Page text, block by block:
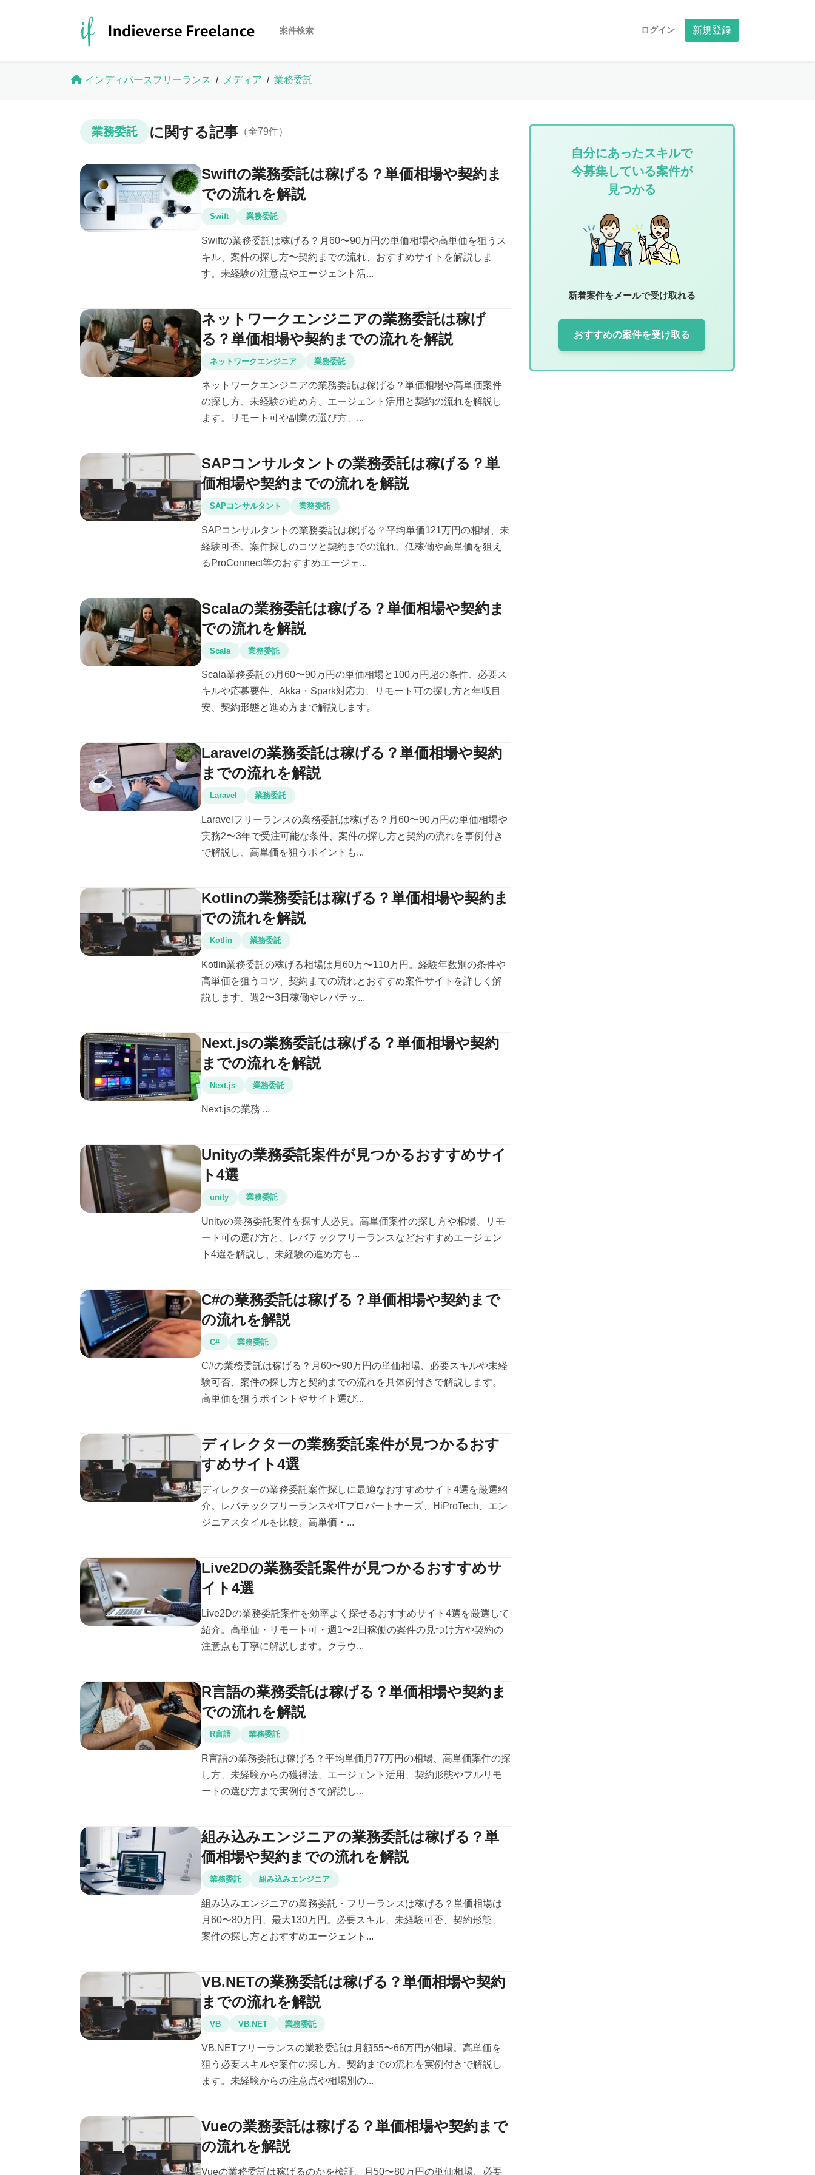
案件検索 ログイン 新規登録
インディバースフリーランス / メディア / 業務委託
業務委託 に関する記事 （全79件）
Swiftの業務委託は稼げる？単価相場や契約ま
での流れを解説
Swift 業務委託
Swiftの業務委託は稼げる？月60〜90万円の単価相場や高単価を狙うス
キル、案件の探し方〜契約までの流れ、おすすめサイトを解説しま
す。未経験の注意点やエージェント活...
ネットワークエンジニアの業務委託は稼げ
る？単価相場や契約までの流れを解説
ネットワークエンジニア 業務委託
ネットワークエンジニアの業務委託は稼げる？単価相場や高単価案件
の探し方、未経験の進め方、エージェント活用と契約の流れを解説し
ます。リモート可や副業の選び方、...
SAPコンサルタントの業務委託は稼げる？単
価相場や契約までの流れを解説
SAPコンサルタント 業務委託
SAPコンサルタントの業務委託は稼げる？平均単価121万円の相場、未
経験可否、案件探しのコツと契約までの流れ、低稼働や高単価を狙え
るProConnect等のおすすめエージェ...
Scalaの業務委託は稼げる？単価相場や契約ま
での流れを解説
Scala 業務委託
Scala業務委託の月60〜90万円の単価相場と100万円超の条件、必要ス
キルや応募要件、Akka・Spark対応力、リモート可の探し方と年収目
安、契約形態と進め方まで解説します。
Laravelの業務委託は稼げる？単価相場や契約
までの流れを解説
Laravel 業務委託
Laravelフリーランスの業務委託は稼げる？月60〜90万円の単価相場や
実務2〜3年で受注可能な条件、案件の探し方と契約の流れを事例付き
で解説し、高単価を狙うポイントも...
Kotlinの業務委託は稼げる？単価相場や契約ま
での流れを解説
Kotlin 業務委託
Kotlin業務委託の稼げる相場は月60万〜110万円。経験年数別の条件や
高単価を狙うコツ、契約までの流れとおすすめ案件サイトを詳しく解
説します。週2〜3日稼働やレバテッ...
Next.jsの業務委託は稼げる？単価相場や契約
までの流れを解説
Next.js 業務委託
Next.jsの業務 ...
Unityの業務委託案件が見つかるおすすめサイ
ト4選
unity 業務委託
Unityの業務委託案件を探す人必見。高単価案件の探し方や相場、リモ
ート可の選び方と、レバテックフリーランスなどおすすめエージェン
ト4選を解説し、未経験の進め方も...
C#の業務委託は稼げる？単価相場や契約まで
の流れを解説
C# 業務委託
C#の業務委託は稼げる？月60〜90万円の単価相場、必要スキルや未経
験可否、案件の探し方と契約までの流れを具体例付きで解説します。
高単価を狙うポイントやサイト選び...
ディレクターの業務委託案件が見つかるおす
すめサイト4選
ディレクターの業務委託案件探しに最適なおすすめサイト4選を厳選紹
介。レバテックフリーランスやITプロパートナーズ、HiProTech、エン
ジニアスタイルを比較。高単価・...
Live2Dの業務委託案件が見つかるおすすめサ
イト4選
Live2Dの業務委託案件を効率よく探せるおすすめサイト4選を厳選して
紹介。高単価・リモート可・週1〜2日稼働の案件の見つけ方や契約の
注意点も丁寧に解説します。クラウ...
R言語の業務委託は稼げる？単価相場や契約ま
での流れを解説
R言語 業務委託
R言語の業務委託は稼げる？平均単価月77万円の相場、高単価案件の探
し方、未経験からの獲得法、エージェント活用、契約形態やフルリモ
ートの選び方まで実例付きで解説し...
組み込みエンジニアの業務委託は稼げる？単
価相場や契約までの流れを解説
業務委託 組み込みエンジニア
組み込みエンジニアの業務委託・フリーランスは稼げる？単価相場は
月60〜80万円、最大130万円。必要スキル、未経験可否、契約形態、
案件の探し方とおすすめエージェント...
VB.NETの業務委託は稼げる？単価相場や契約
までの流れを解説
VB VB.NET 業務委託
VB.NETフリーランスの業務委託は月額55〜66万円が相場。高単価を
狙う必要スキルや案件の探し方、契約までの流れを実例付きで解説し
ます。未経験からの注意点や相場別の...
Vueの業務委託は稼げる？単価相場や契約まで
の流れを解説
Vueの業務委託は稼げるのかを検証。月50〜80万円の単価相場、必要
自分にあったスキルで
今募集している案件が
見つかる
新着案件をメールで受け取れる
おすすめの案件を受け取る